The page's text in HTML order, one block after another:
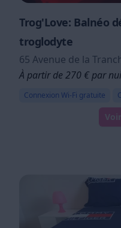
Trog'Love: Balnéo
troglodyte
65 Avenue de la
À partir de 270 € par
Connexion Wi-Fi gratuite